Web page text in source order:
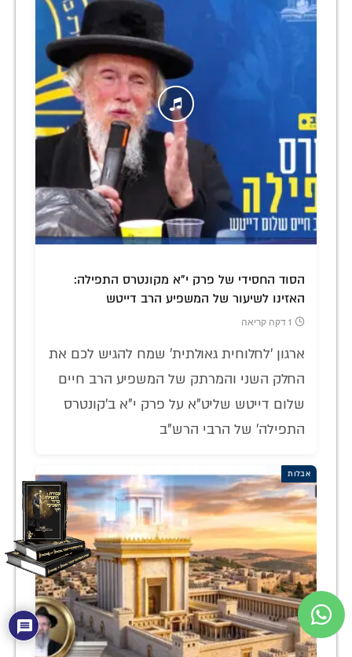
הסוד החסידי של פרק י"א מקונטרס התפילה:
האזינו לשיעור של המשפיע הרב דייטש
1 דקה קריאה
ארגון 'לחלוחית גאולתית' שמח להגיש לכם את
החלק השני והמרתק של המשפיע הרב חיים
שלום דייטש שליט"א על פרק י"א ב'קונטרס
התפילה' של הרבי הרש"ב
אבלות